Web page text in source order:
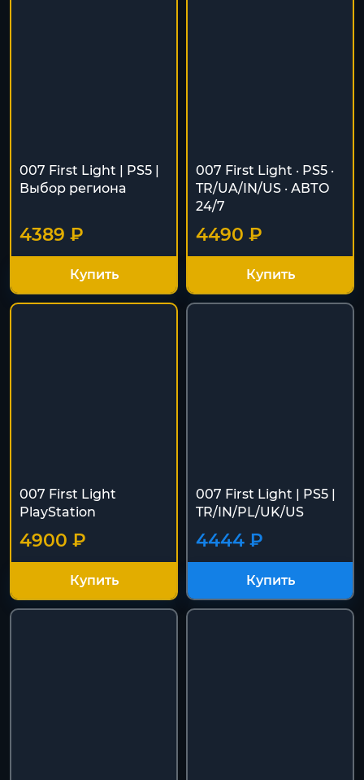
007 First Light | PS5 |
Выбор региона
4389 ₽
Купить
007 First Light · PS5 ·
TR/UA/IN/US · АВТО
24/7
4490 ₽
Купить
007 First Light
PlayStation
4900 ₽
Купить
007 First Light | PS5 |
TR/IN/PL/UK/US
4444 ₽
Купить